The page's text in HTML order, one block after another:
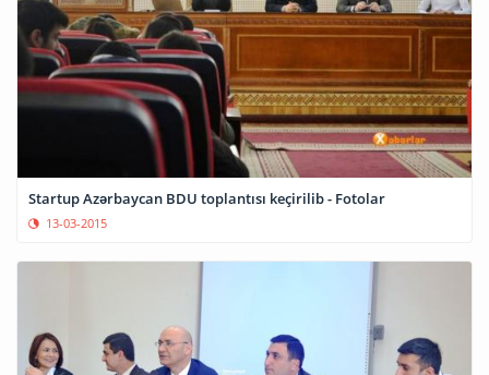
Startup Azərbaycan BDU toplantısı keçirilib - Fotolar
13-03-2015